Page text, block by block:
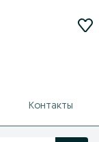
Контакты